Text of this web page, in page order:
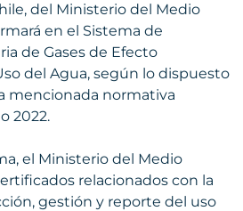
del Ministerio del Medio
en el Sistema de
de Gases de Efecto
del Agua, según lo dispuesto
mencionada normativa
2022.
el Ministerio del Medio
relacionados con la
gestión y reporte del uso